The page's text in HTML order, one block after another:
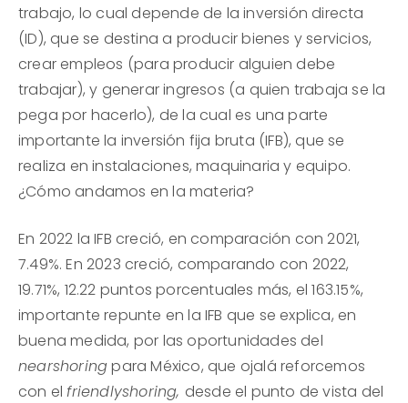
trabajo, lo cual depende de la inversión directa
(ID), que se destina a producir bienes y servicios,
crear empleos (para producir alguien debe
trabajar), y generar ingresos (a quien trabaja se la
pega por hacerlo), de la cual es una parte
importante la inversión fija bruta (IFB), que se
realiza en instalaciones, maquinaria y equipo.
¿Cómo andamos en la materia?
En 2022 la IFB creció, en comparación con 2021,
7.49%. En 2023 creció, comparando con 2022,
19.71%, 12.22 puntos porcentuales más, el 163.15%,
importante repunte en la IFB que se explica, en
buena medida, por las oportunidades del
nearshoringpara México, que ojalá reforcemos
con elfriendlyshoring, desde el punto de vista del